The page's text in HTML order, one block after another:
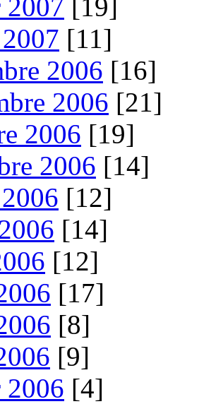
2007 [19]
[11]
2006 [16]
2006 [21]
2006 [19]
2006 [14]
[12]
[14]
[12]
[17]
[8]
[9]
2006 [4]